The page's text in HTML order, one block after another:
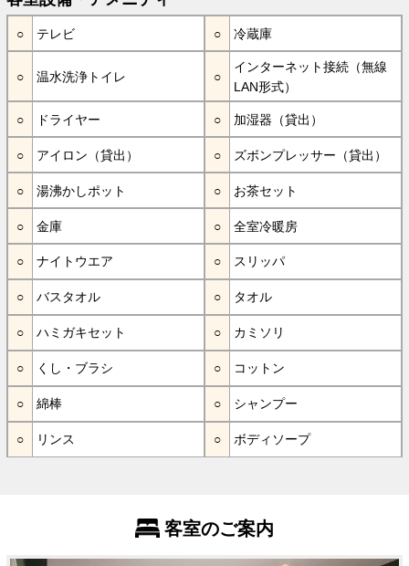
テレビ 冷蔵庫
温水洗浄トイレ
インターネット接続（無線
LAN形式）
ドライヤー 加湿器（貸出）
アイロン（貸出） ズボンプレッサー（貸出）
湯沸かしポット お茶セット
金庫 全室冷暖房
ナイトウエア スリッパ
バスタオル タオル
ハミガキセット カミソリ
くし・ブラシ コットン
綿棒 シャンプー
リンス ボディソープ
客室のご案内